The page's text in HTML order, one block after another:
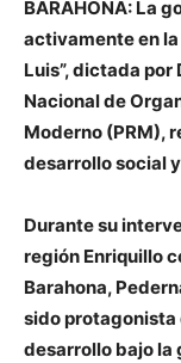
BARAHONA: La
activamente en la
Luis”, dictada
Nacional de
Moderno (PRM),
desarrollo social
Durante su
región Enriquillo
Barahona,
sido protagonista
desarrollo bajo la